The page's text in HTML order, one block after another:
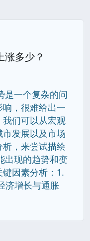
涨多少？
是一个复杂的问
，很难给出一
们可以从宏观
发展以及市场
，来尝试描绘
出现的趋势和变
因素分析：1.
济增长与通胀